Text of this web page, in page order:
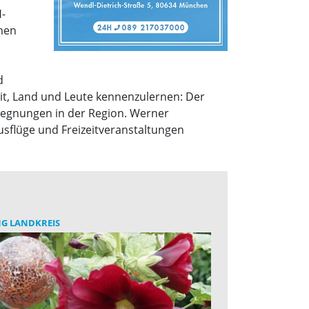
Land und Leute kennenzulernen: Der
in der Region. Werner
und Freizeitveranstaltungen
LANDKREIS